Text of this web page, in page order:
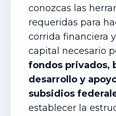
conozcas las
requeridas para
corrida financiera
capital necesario
fondos privados,
desarrollo y
subsidios
establecer la